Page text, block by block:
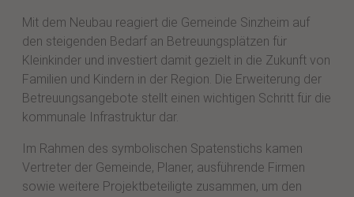
Mit dem Neubau reagiert die Gemeinde Sinzheim auf
den steigenden Bedarf an Betreuungsplätzen für
Kleinkinder und investiert damit gezielt in die Zukunft von
Familien und Kindern in der Region. Die Erweiterung der
Betreuungsangebote stellt einen wichtigen Schritt für die
kommunale Infrastruktur dar.
Im Rahmen des symbolischen Spatenstichs kamen
Vertreter der Gemeinde, Planer, ausführende Firmen
sowie weitere Projektbeteiligte zusammen, um den